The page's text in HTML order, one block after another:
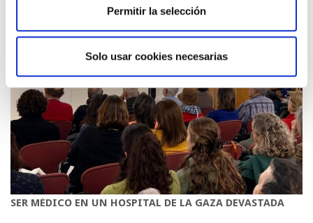
Permitir la selección
Solo usar cookies necesarias
SER MÉDICO EN UN HOSPITAL DE LA GAZA DEVASTADA